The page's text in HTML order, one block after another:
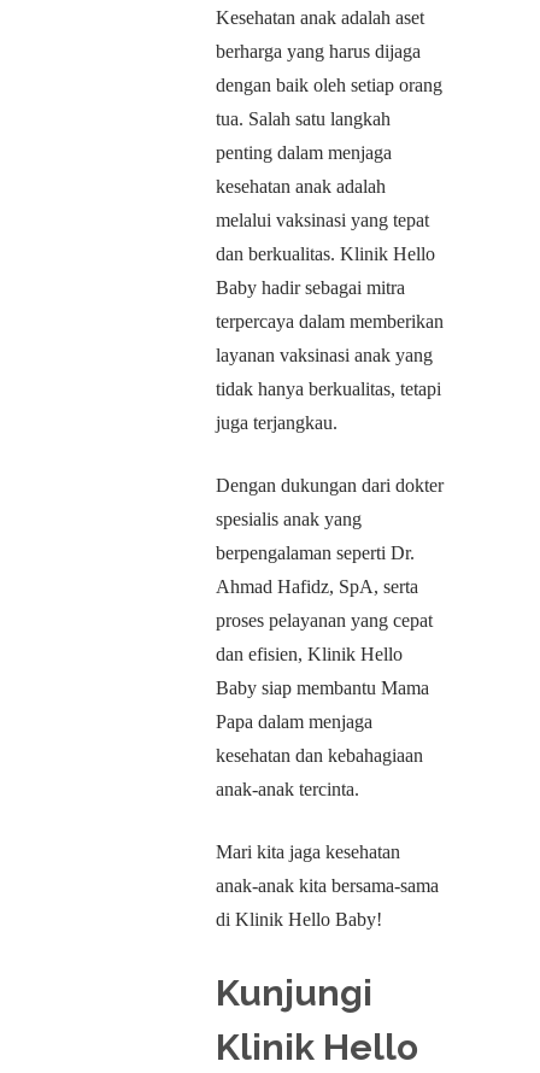
Kesehatan anak adalah aset
berharga yang harus dijaga
dengan baik oleh setiap orang
tua. Salah satu langkah
penting dalam menjaga
kesehatan anak adalah
melalui vaksinasi yang tepat
dan berkualitas. Klinik Hello
Baby hadir sebagai mitra
terpercaya dalam memberikan
layanan vaksinasi anak yang
tidak hanya berkualitas, tetapi
juga terjangkau.
Dengan dukungan dari dokter
spesialis anak yang
berpengalaman seperti Dr.
Ahmad Hafidz, SpA, serta
proses pelayanan yang cepat
dan efisien, Klinik Hello
Baby siap membantu Mama
Papa dalam menjaga
kesehatan dan kebahagiaan
anak-anak tercinta.
Mari kita jaga kesehatan
anak-anak kita bersama-sama
di Klinik Hello Baby!
Kunjungi
Klinik Hello